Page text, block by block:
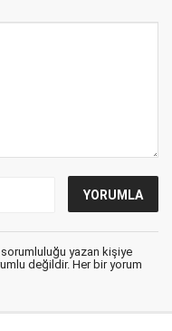
sorumluluğu yazan kişiye
değildir. Her bir yorum